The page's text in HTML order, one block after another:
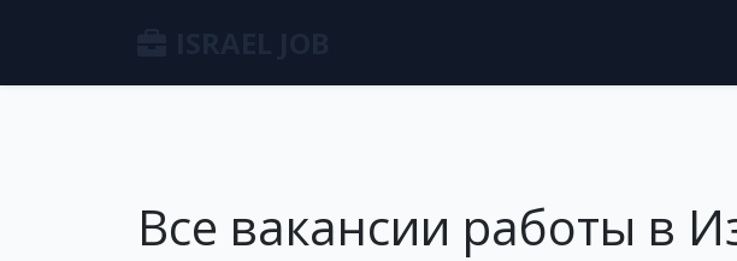
Все вакансии работы в